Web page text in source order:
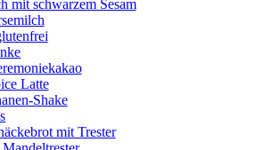
mit schwarzem Sesam
Latte
Shake
mit Trester